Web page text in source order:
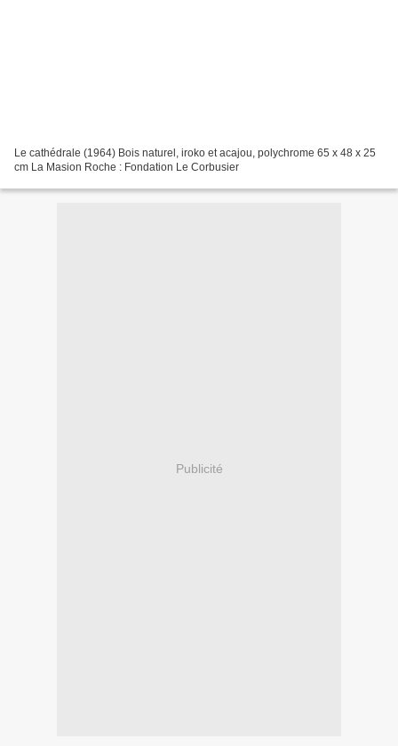
Le cathédrale (1964) Bois naturel, iroko et acajou, polychrome 65 x 48 x 25
cm La Masion Roche : Fondation Le Corbusier
Publicité